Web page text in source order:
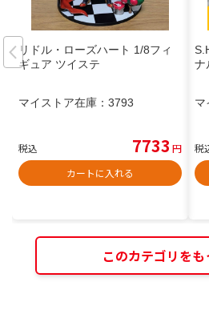
リドル・ローズハート 1/8フィ
ギュア ツイステ
マイストア在庫： 3793
税込 7733 円
カートに入れる
ナ
マ
税
このカテゴリをも